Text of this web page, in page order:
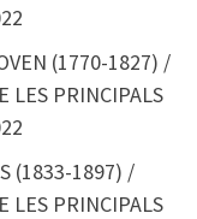
(1770-1827) /
LES PRINCIPALS
(1833-1897) /
LES PRINCIPALS